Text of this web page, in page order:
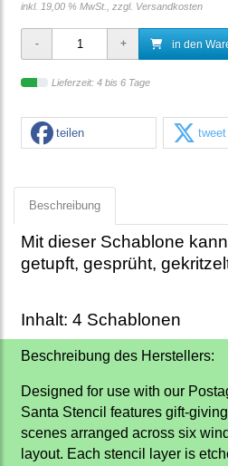
inkl. 19,00 % MwSt., zzgl. Versandkosten
in den
Lieferzeit: 4 bis 6 Tage
teilen tweet
Beschreibung
Mit dieser Schablone
getupft, gesprüht,
Inhalt: 4 Schablonen
Beschreibung des Herstellers:
Designed for use with our
Santa Stencil features gift-
scenes arranged across six
layout. Each stencil layer is